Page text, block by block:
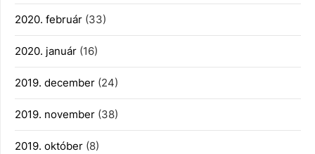
2020. február (33)
2020. január (16)
2019. december (24)
2019. november (38)
2019. október (8)